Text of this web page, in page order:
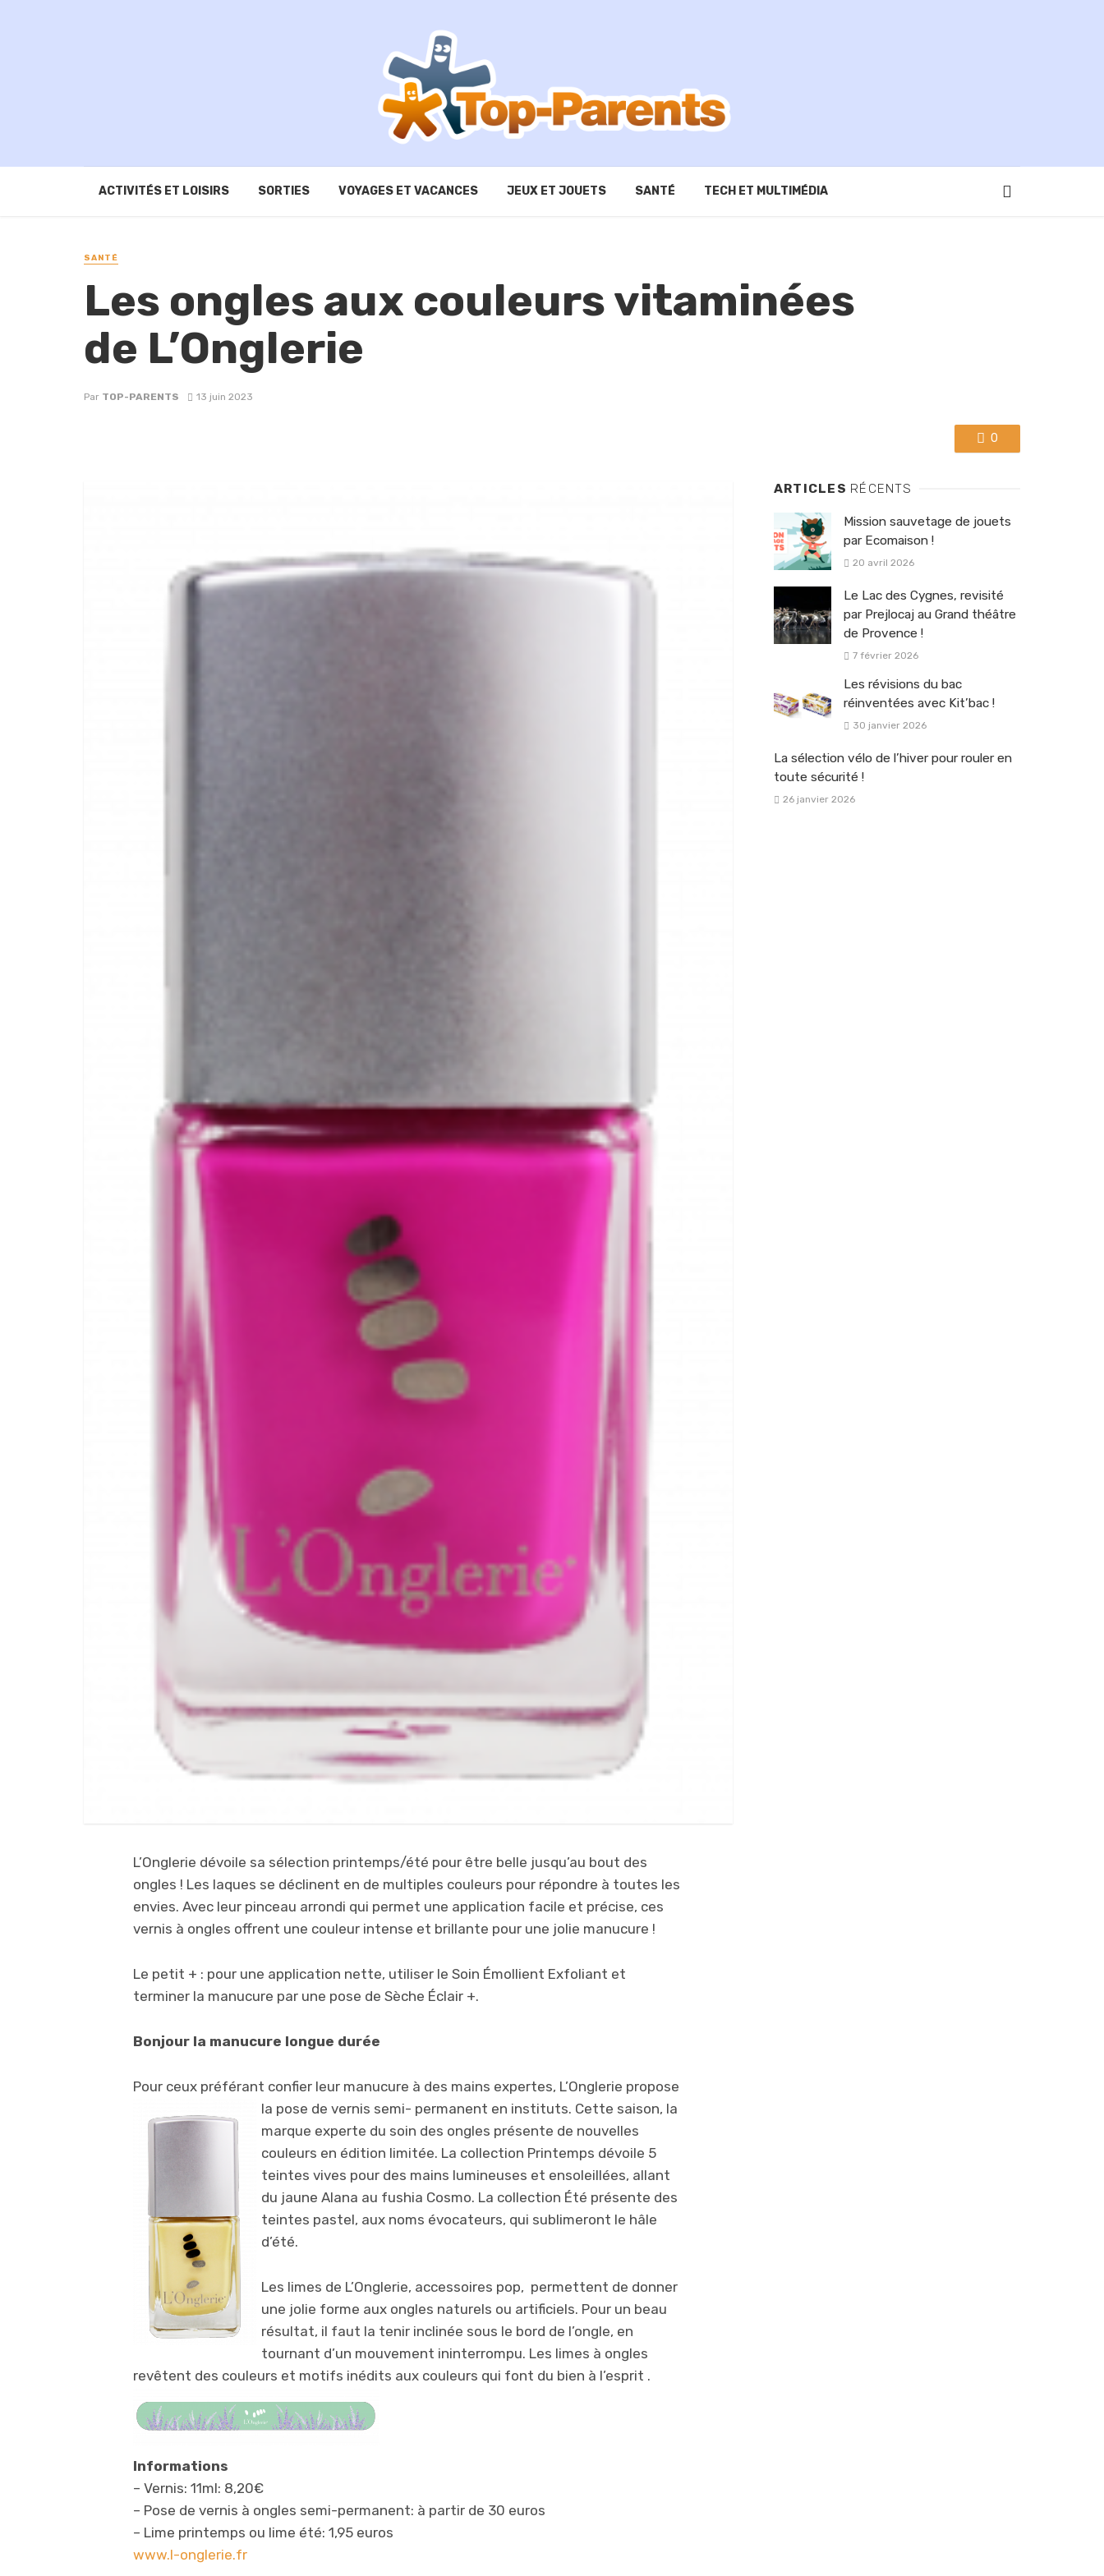
ACTIVITÉS ET LOISIRS SORTIES VOYAGES ET VACANCES JEUX ET JOUETS SANTÉ TECH ET MULTIMÉDIA
SANTÉ
Les ongles aux couleurs vitaminées
de L’Onglerie
Par TOP-PARENTS 13 juin 2023
0
L’Onglerie dévoile sa sélection printemps/été pour être belle jusqu’au bout des
ongles ! Les laques se déclinent en de multiples couleurs pour répondre à toutes les
envies. Avec leur pinceau arrondi qui permet une application facile et précise, ces
vernis à ongles offrent une couleur intense et brillante pour une jolie manucure !
Le petit + : pour une application nette, utiliser le Soin Émollient Exfoliant et
terminer la manucure par une pose de Sèche Éclair +.
Bonjour la manucure longue durée
Pour ceux préférant confier leur manucure à des mains expertes, L’Onglerie propose
la pose de vernis semi- permanent en instituts. Cette saison, la
marque experte du soin des ongles présente de nouvelles
couleurs en édition limitée. La collection Printemps dévoile 5
teintes vives pour des mains lumineuses et ensoleillées, allant
du jaune Alana au fushia Cosmo. La collection Été présente des
teintes pastel, aux noms évocateurs, qui sublimeront le hâle
d’été.
Les limes de L’Onglerie, accessoires pop, permettent de donner
une jolie forme aux ongles naturels ou artificiels. Pour un beau
résultat, il faut la tenir inclinée sous le bord de l’ongle, en
tournant d’un mouvement ininterrompu. Les limes à ongles
revêtent des couleurs et motifs inédits aux couleurs qui font du bien à l’esprit .
Informations
– Vernis: 11ml: 8,20€
– Pose de vernis à ongles semi-permanent: à partir de 30 euros
– Lime printemps ou lime été: 1,95 euros
www.l-onglerie.fr
ARTICLES RÉCENTS
Mission sauvetage de jouets
par Ecomaison !
20 avril 2026
Le Lac des Cygnes, revisité
par Prejlocaj au Grand théâtre
de Provence !
7 février 2026
Les révisions du bac
réinventées avec Kit’bac !
30 janvier 2026
La sélection vélo de l’hiver pour rouler en
toute sécurité !
26 janvier 2026